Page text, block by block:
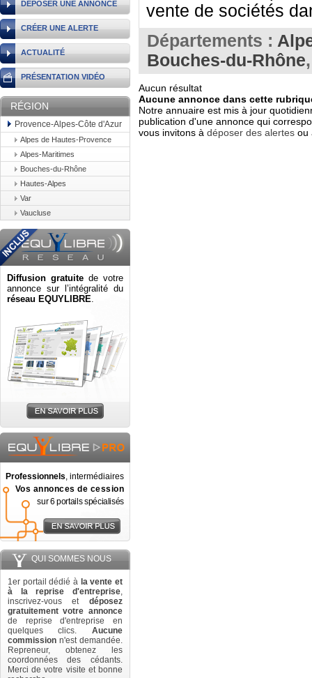
DÉPOSER UNE ANNONCE
CRÉER UNE ALERTE
ACTUALITÉ
PRÉSENTATION VIDÉO
RÉGION
Provence-Alpes-Côte d'Azur
Alpes de Hautes-Provence
Alpes-Maritimes
Bouches-du-Rhône
Hautes-Alpes
Var
Vaucluse
Diffusion gratuite de votre
annonce sur l’intégralité du
réseau EQUYLIBRE.
Professionnels, intermédiaires
Vos annonces de cession
sur 6 portails spécialisés
QUI SOMMES NOUS
1er portail dédié à la vente et
à la reprise d'entreprise,
inscrivez-vous et déposez
gratuitement votre annonce
de reprise d'entreprise en
quelques clics. Aucune
commission n'est demandée.
Repreneur, obtenez les
coordonnées des cédants.
Merci de votre visite et bonne
vente de sociétés
Départements :
Bouches-du-Rhône
Aucun résultat
Aucune annonce dans cette
Notre annuaire est mis à jour
publication d'une annonce qui
vous invitons à déposer des alertes ou